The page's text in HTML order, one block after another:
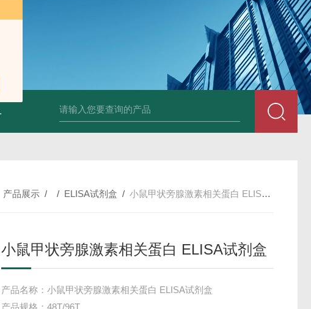
组织细胞固定液（8％，PFA） 总胆汁酸（TBA）质控样品 小鼠前列
产品展示 / / ELISA试剂盒 /小鼠甲状旁腺激素相关蛋白 ELISA试剂盒
小鼠甲状旁腺激素相关蛋白 ELISA试剂盒
产品名称：小鼠甲状旁腺激素相关蛋白 ELISA试剂盒
产品规格：48T/96T